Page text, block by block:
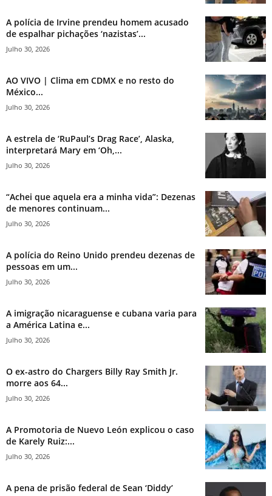
A polícia de Irvine prendeu homem acusado
de espalhar pichações ‘nazistas’...
Julho 30, 2026
AO VIVO | Clima em CDMX e no resto do
México...
Julho 30, 2026
A estrela de ‘RuPaul’s Drag Race’, Alaska,
interpretará Mary em ‘Oh,...
Julho 30, 2026
“Achei que aquela era a minha vida”: Dezenas
de menores continuam...
Julho 30, 2026
A polícia do Reino Unido prendeu dezenas de
pessoas em um...
Julho 30, 2026
A imigração nicaraguense e cubana varia para
a América Latina e...
Julho 30, 2026
O ex-astro do Chargers Billy Ray Smith Jr.
morre aos 64...
Julho 30, 2026
A Promotoria de Nuevo León explicou o caso
de Karely Ruiz:...
Julho 30, 2026
A pena de prisão federal de Sean ‘Diddy’